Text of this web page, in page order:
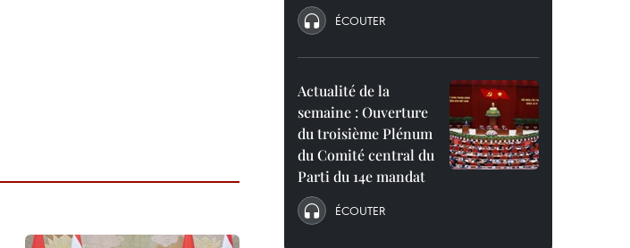
ÉCOUTER
Actualité de la
semaine : Ouverture
du troisième Plénum
du Comité central du
Parti du 14e mandat
ÉCOUTER